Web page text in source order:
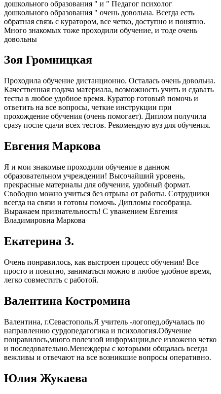
дошкольного образования " и " Педагог психолог
дошкольного образования " очень довольна. Всегда есть
обратная связь с куратором, все четко, доступно и понятно.
Много знакомых тоже проходили обучение, и тоде очень
довольны
Зоя Громницкая
Проходила обучение дистанционно. Осталась очень довольна.
Качественная подача материала, возможность учить и сдавать
тесты в любое удобное время. Куратор готовый помочь и
ответить на все вопросы, четкие инструкции при
прохождение обучения (очень помогает). Диплом получила
сразу после сдачи всех тестов. Рекомендую вуз для обучения.
Евгения Маркова
Я и мои знакомые проходили обучение в данном
образовательном учреждении! Высочайший уровень,
прекрасные материалы для обучения, удобный формат.
Свободно можно учиться без отрыва от работы. Сотрудники
всегда на связи и готовы помочь. Дипломы гособразца.
Выражаем признательность! С уважением Евгения
Владимировна Маркова
Екатерина З.
Очень понравилось, как выстроен процесс обучения! Все
просто и понятно, заниматься можно в любое удобное время,
легко совместить с работой.
Валентина Костромина
Валентина, г.Севастополь.Я учитель -логопед,обучалась по
направлению сурдопедагогика и психология.Обучение
понравилось,много полезной информации,все изложено четко
и последовательно.Менеждеры с которыми общалась всегда
вежливы и отвечают на все возникшие вопросы оперативно.
Юлия Жукаева